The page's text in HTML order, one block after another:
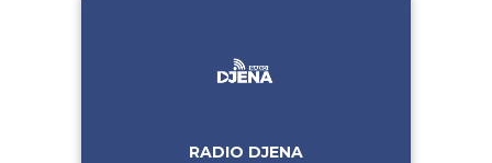
RADIO DJENA